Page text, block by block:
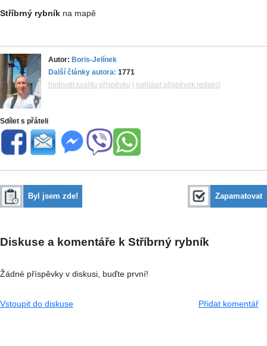
Stříbrný rybník na mapě
Autor: Boris-Jelínek
Další články autora: 1771
hodnotit kvalitu příspěvku
nahlásit příspěvek redakci
Sdílet s přáteli
Byl jsem zde! Zapamatovat
Diskuse a komentáře k Stříbrný rybník
Žádné příspěvky v diskusi, buďte první!
Vstoupit do diskuse Přidat komentář